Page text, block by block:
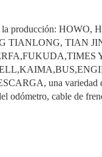
la producción:
TIANLONG, TIAN
una variedad
odómetro, cable de